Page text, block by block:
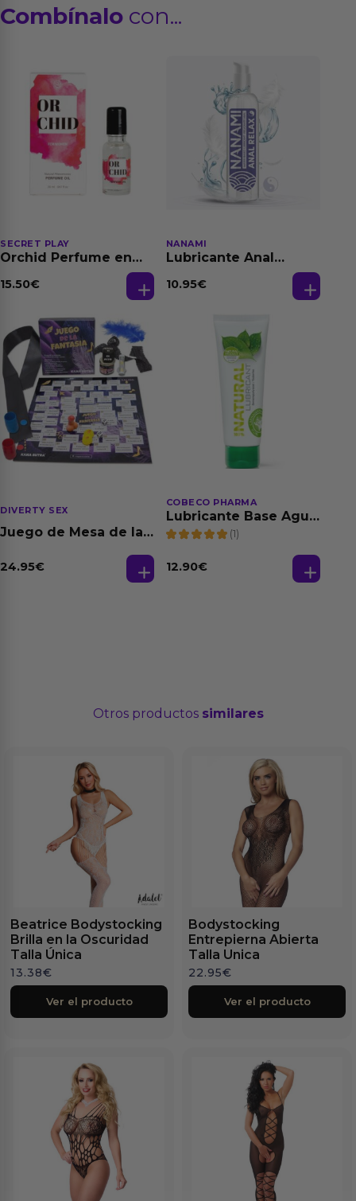
Combínalo con...
SECRET PLAY
Orchid Perfume en
Feromonas 20 ml
15.50€
NANAMI
Lubricante Anal
Dilatación Base Agua
10.95€
DIVERTY SEX
Juego de Mesa de las
24.95€
COBECO PHARMA
Lubricante Base Agua
100% Natural 125 ml
(1)
12.90€
Otros productos similares
Beatrice Bodystocking
Brilla en la Oscuridad
Talla Única
13.38€
Ver el producto
Bodystocking
Entrepierna Abierta
Talla Unica
22.95€
Ver el producto